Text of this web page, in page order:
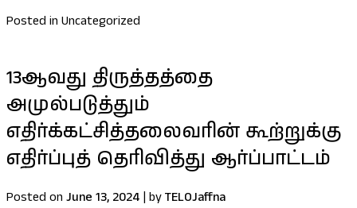
Posted in Uncategorized
13ஆவது திருத்தத்தை
அமுல்படுத்தும்
எதிர்க்கட்சித்தலைவரின் கூற்றுக்கு
எதிர்ப்புத் தெரிவித்து ஆர்ப்பாட்டம்
Posted on June 13, 2024 | byTELOJaffna